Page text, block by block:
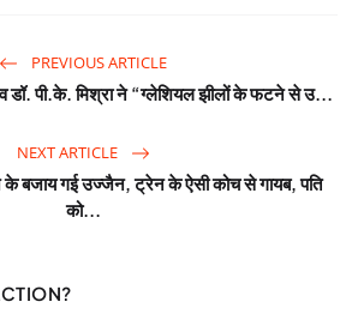
PREVIOUS ARTICLE
डॉ. पी.के. मिश्रा ने “ग्लेशियल झीलों के फटने से उ...
NEXT ARTICLE
के बजाय गई उज्जैन, ट्रेन के ऐसी कोच से गायब, पति
को...